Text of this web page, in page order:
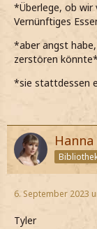
Was!? Nein,
*sofort
*Überlege, ob wir
Vernünftiges
*aber angst
zerstören könnte*
*sie stattdessen
6. September 2023
Tyler